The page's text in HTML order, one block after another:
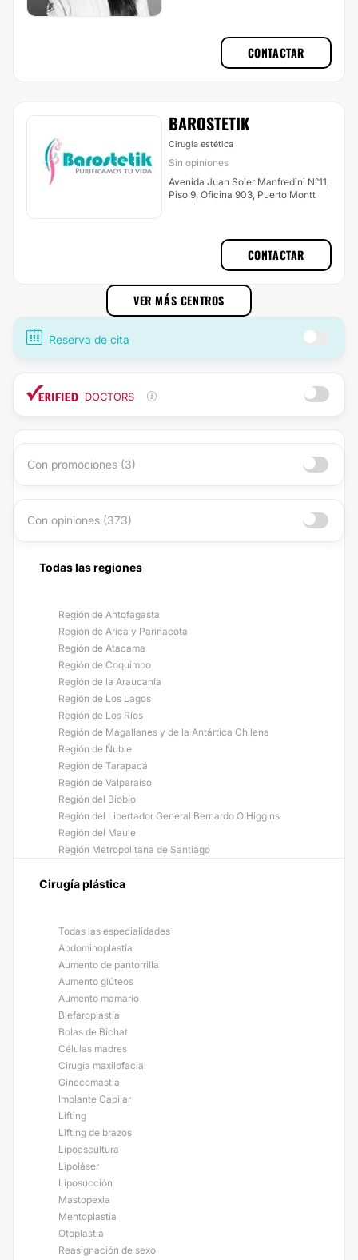
CONTACTAR
BAROSTETIK
Cirugía estética
Sin opiniones
Avenida Juan Soler Manfredini N°11,
Piso 9, Oficina 903, Puerto Montt
CONTACTAR
VER MÁS CENTROS
Reserva de cita
DOCTORS
Con promociones (3)
Con opiniones (373)
Todas las regiones
Región de Antofagasta
Región de Arica y Parinacota
Región de Atacama
Región de Coquimbo
Región de la Araucanía
Región de Los Lagos
Región de Los Ríos
Región de Magallanes y de la Antártica Chilena
Región de Ñuble
Región de Tarapacá
Región de Valparaíso
Región del Biobío
Región del Libertador General Bernardo O’Higgins
Región del Maule
Región Metropolitana de Santiago
Cirugía plástica
Todas las especialidades
Abdominoplastía
Aumento de pantorrilla
Aumento glúteos
Aumento mamario
Blefaroplastía
Bolas de Bichat
Células madres
Cirugía maxilofacial
Ginecomastia
Implante Capilar
Lifting
Lifting de brazos
Lipoescultura
Lipoláser
Liposucción
Mastopexia
Mentoplastia
Otoplastia
Reasignación de sexo